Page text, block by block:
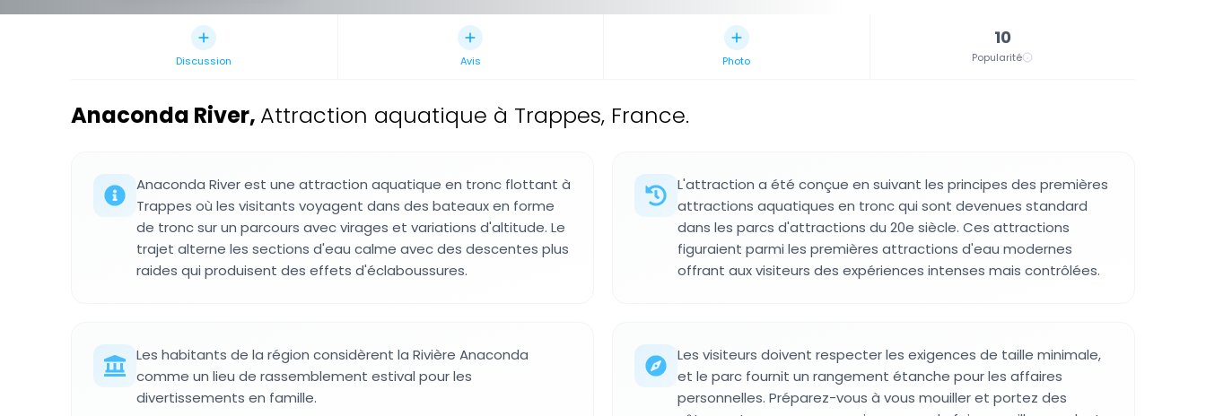
Discussion Avis Photo
10
Popularité
Anaconda River, Attraction aquatique à Trappes, France.
Anaconda River est une attraction aquatique en tronc flottant à
Trappes où les visitants voyagent dans des bateaux en forme
de tronc sur un parcours avec virages et variations d'altitude. Le
trajet alterne les sections d'eau calme avec des descentes plus
raides qui produisent des effets d'éclaboussures.
L'attraction a été conçue en suivant les principes des premières
attractions aquatiques en tronc qui sont devenues standard
dans les parcs d'attractions du 20e siècle. Ces attractions
figuraient parmi les premières attractions d'eau modernes
offrant aux visiteurs des expériences intenses mais contrôlées.
Les habitants de la région considèrent la Rivière Anaconda
comme un lieu de rassemblement estival pour les
divertissements en famille.
Les visiteurs doivent respecter les exigences de taille minimale,
et le parc fournit un rangement étanche pour les affaires
personnelles. Préparez-vous à vous mouiller et portez des